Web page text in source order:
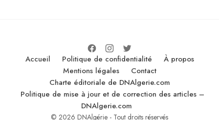
Accueil Politique de confidentialité
À propos
Mentions légales
Contact
Charte éditoriale de DNAlgerie.com
Politique de mise à jour et de correction des articles –
DNAlgerie.com
© 2026 DNAlgérie - Tout droits réservés